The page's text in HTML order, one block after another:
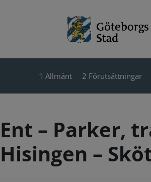
1 Allmänt 2 Förutsättningar
Ent – Parker,
Hisingen –